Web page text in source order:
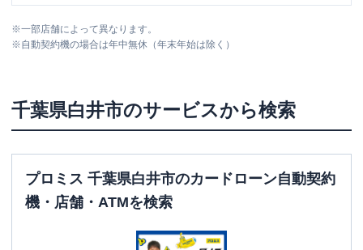
住所 千葉県白井市冨士121-22
※一部店舗によって異なります。
※自動契約機の場合は年中無休（年末年始は除く）
千葉県白井市のサービスから検索
プロミス 千葉県白井市のカードローン自動契約
機・店舗・ATMを検索